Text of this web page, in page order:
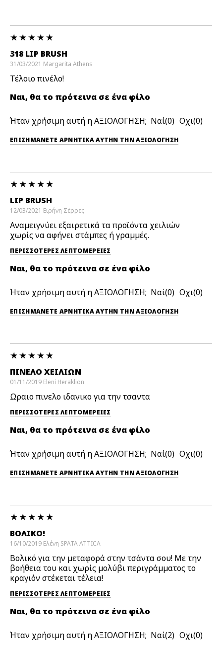
318 LIP BRUSH
31/03/2021 Margarita Athens
Τέλοιο πινέλο!
Ναι, θα το πρότεινα σε ένα φίλο
Ήταν χρήσιμη αυτή η ΑΞΙΟΛΟΓΗΣΗ; 0 0
ΕΠΙΣΗΜΆΝΕΤΕ ΑΡΝΗΤΙΚΆ ΑΥΤΉΝ ΤΗΝ ΑΞΙΟΛΟΓΗΣΗ
LIP BRUSH
12/03/2021 Ειρήνη Σἐρρες
Αναμειγνύει εξαιρετικά τα προϊόντα χειλιών
χωρίς να αφήνει στάμπες ή γραμμές.
ΠΕΡΙΣΣΌΤΕΡΕΣ ΛΕΠΤΟΜΈΡΕΙΕΣ
Ναι, θα το πρότεινα σε ένα φίλο
Ήταν χρήσιμη αυτή η ΑΞΙΟΛΟΓΗΣΗ; 0 0
ΕΠΙΣΗΜΆΝΕΤΕ ΑΡΝΗΤΙΚΆ ΑΥΤΉΝ ΤΗΝ ΑΞΙΟΛΟΓΗΣΗ
ΠΙΝΕΛΟ ΧΕΙΛΙΩΝ
01/11/2019 Eleni Heraklion
Ωραιο πινελο ιδανικο για την τσαντα
ΠΕΡΙΣΣΌΤΕΡΕΣ ΛΕΠΤΟΜΈΡΕΙΕΣ
Ναι, θα το πρότεινα σε ένα φίλο
Ήταν χρήσιμη αυτή η ΑΞΙΟΛΟΓΗΣΗ; 0 0
ΕΠΙΣΗΜΆΝΕΤΕ ΑΡΝΗΤΙΚΆ ΑΥΤΉΝ ΤΗΝ ΑΞΙΟΛΟΓΗΣΗ
ΒΟΛΙΚΌ!
16/10/2019 Ελένη SPATA ATTICA
Βολικό για την μεταφορά στην τσάντα σου! Με την
βοήθεια του και χωρίς μολύβι περιγράμματος το
κραγιόν στέκεται τέλεια!
ΠΕΡΙΣΣΌΤΕΡΕΣ ΛΕΠΤΟΜΈΡΕΙΕΣ
Ναι, θα το πρότεινα σε ένα φίλο
Ήταν χρήσιμη αυτή η ΑΞΙΟΛΟΓΗΣΗ; 2 0